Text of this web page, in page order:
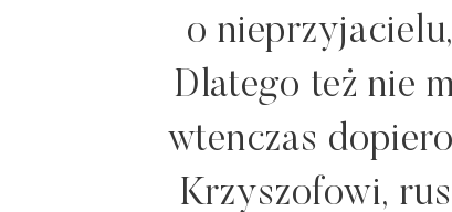
o
Dlatego też nie
wtenczas
Krzyszofowi,